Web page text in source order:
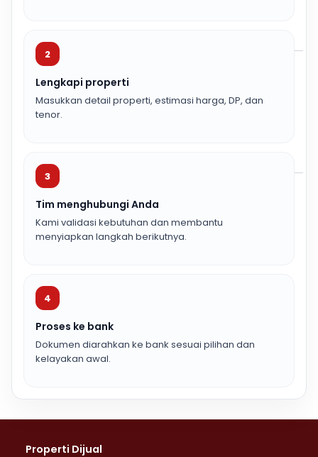
2
Lengkapi properti
Masukkan detail properti, estimasi harga, DP, dan
tenor.
3
Tim menghubungi Anda
Kami validasi kebutuhan dan membantu
menyiapkan langkah berikutnya.
4
Proses ke bank
Dokumen diarahkan ke bank sesuai pilihan dan
kelayakan awal.
Properti Dijual